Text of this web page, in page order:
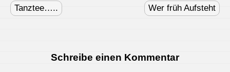
navigation
Tanztee….. Wer früh Aufsteht
Schreibe einen Kommentar